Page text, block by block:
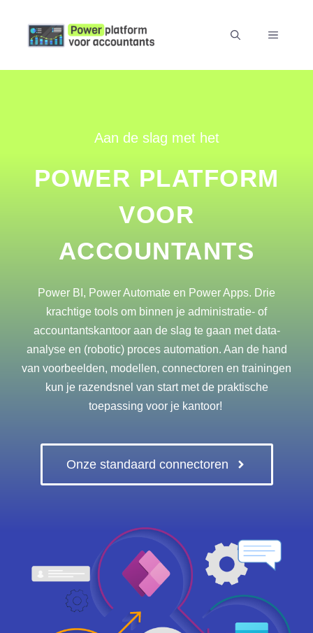
content
MENU
Aan de slag met het
POWER PLATFORM
VOOR
ACCOUNTANTS
Power BI, Power Automate en Power Apps. Drie
krachtige tools om binnen je administratie- of
accountantskantoor aan de slag te gaan met data-
analyse en (robotic) proces automation. Aan de hand
van voorbeelden, modellen, connectoren en trainingen
kun je razendsnel van start met de praktische
toepassing voor je kantoor!
Onze standaard connectoren